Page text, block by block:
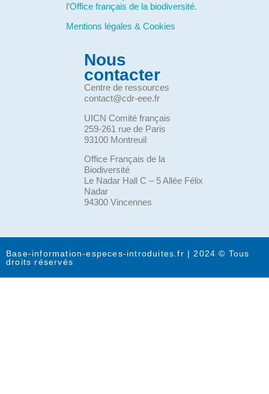
l’Office français de la biodiversité.
Mentions légales & Cookies
Nous
contacter
Centre de ressources
contact@cdr-eee.fr
UICN Comité français
259-261 rue de Paris
93100 Montreuil
Office Français de la
Biodiversité
Le Nadar Hall C – 5 Allée Félix
Nadar
94300 Vincennes
Base-information-especes-introduites.fr | 2024 © Tous
droits réservés